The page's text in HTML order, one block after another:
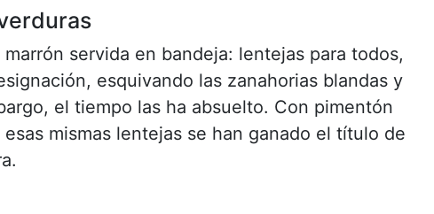
servida en bandeja: lentejas para todos,
esquivando las zanahorias blandas y
el tiempo las ha absuelto. Con pimentón
mismas lentejas se han ganado el título de